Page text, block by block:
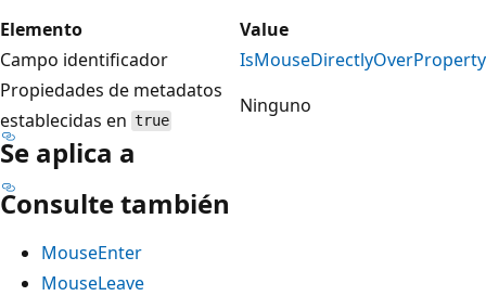
Elemento
Value
Campo identificador
IsMouseDirectlyOverProperty
Propiedades de metadatos
establecidas en true
Ninguno
Se aplica a
Consulte también
MouseEnter
MouseLeave